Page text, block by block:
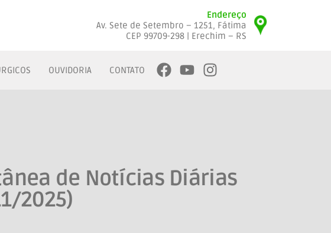
Endereço
Av. Sete de Setembro – 1251, Fátima
CEP 99709-298 | Erechim – RS
OUVIDORIA CONTATO
de Notícias Diárias
2025)